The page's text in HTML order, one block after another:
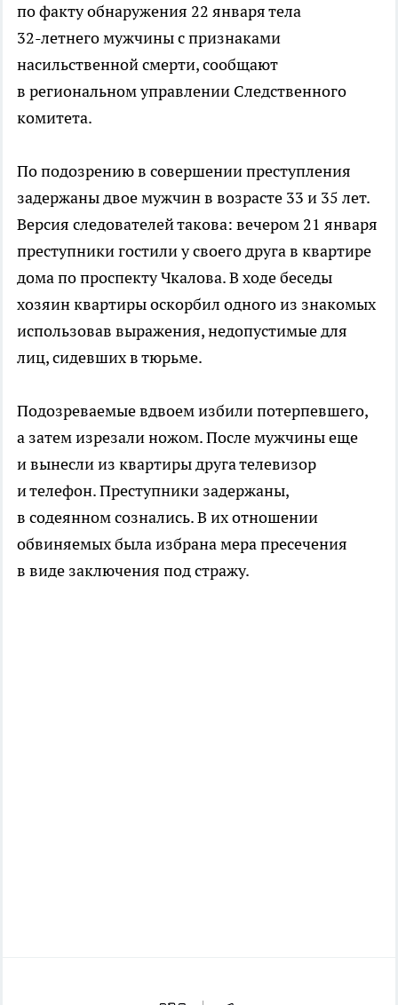
по факту обнаружения 22 января тела
32-летнегомужчины с признаками
насильственной смерти, сообщают
в региональном управлении Следственного
комитета.
По подозрению в совершении преступления
задержаны двое мужчин в возрасте 33 и 35 лет.
Версия следователей такова: вечером 21 января
преступники гостили у своего друга в квартире
дома по проспекту Чкалова. В ходе беседы
хозяин квартиры оскорбил одного из знакомых
использовав выражения, недопустимые для
лиц, сидевших в тюрьме.
Подозреваемые вдвоем избили потерпевшего,
а затем изрезали ножом. После мужчины еще
и вынесли из квартиры друга телевизор
и телефон. Преступники задержаны,
в содеянном сознались. В их отношении
обвиняемых была избрана мера пресечения
в виде заключения под стражу.